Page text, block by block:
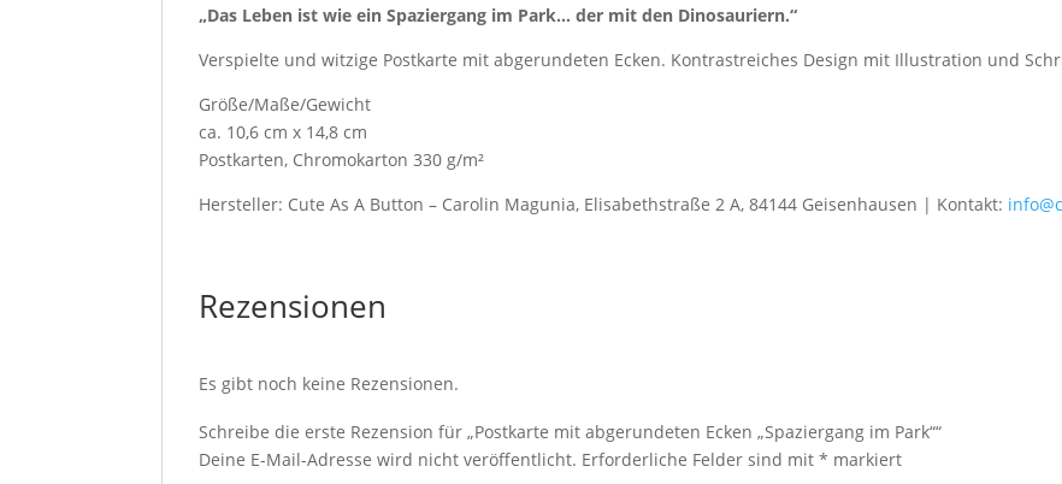
„Das Leben ist wie ein Spaziergang im Park… der mit den Dinosauriern.“
Verspielte und witzige Postkarte mit abgerundeten Ecken. Kontrastreiches Design mit Illustration und
Größe/Maße/Gewicht
ca. 10,6 cm x 14,8 cm
Postkarten, Chromokarton 330 g/m²
Hersteller: Cute As A Button – Carolin Magunia, Elisabethstraße 2 A, 84144 Geisenhausen | Kontakt:
Rezensionen
Es gibt noch keine Rezensionen.
Schreibe die erste Rezension für „Postkarte mit abgerundeten Ecken „Spaziergang im Park““
Deine E-Mail-Adresse wird nicht veröffentlicht. Erforderliche Felder sind mit* markiert